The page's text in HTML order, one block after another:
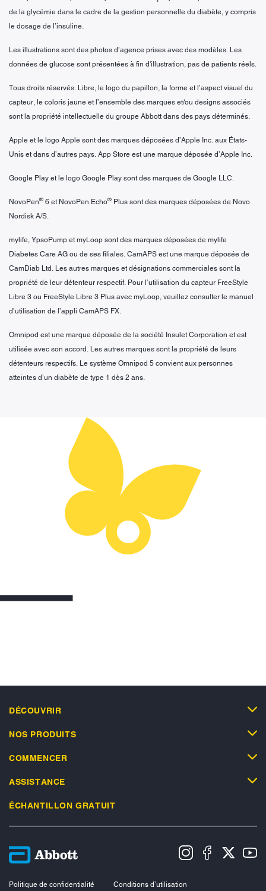
de la glycémie dans le cadre de la gestion personnelle du diabète, y compris
le dosage de l’insuline.
Les illustrations sont des photos d’agence prises avec des modèles. Les
données de glucose sont présentées à fin d'illustration, pas de patients réels.
Tous droits réservés. Libre, le logo du papillon, la forme et l’aspect visuel du
capteur, le coloris jaune et l’ensemble des marques et/ou designs associés
sont la propriété intellectuelle du groupe Abbott dans des pays déterminés.
Apple et le logo Apple sont des marques déposées d’Apple Inc. aux États-
Unis et dans d’autres pays. App Store est une marque déposée d’Apple Inc.
Google Play et le logo Google Play sont des marques de Google LLC.
NovoPen® 6 et NovoPen Echo® Plus sont des marques déposées de Novo
Nordisk A/S.
mylife, YpsoPump et myLoop sont des marques déposées de mylife
Diabetes Care AG ou de ses filiales. CamAPS est une marque déposée de
CamDiab Ltd. Les autres marques et désignations commerciales sont la
propriété de leur détenteur respectif. Pour l’utilisation du capteur FreeStyle
Libre 3 ou FreeStyle Libre 3 Plus avec myLoop, veuillez consulter le manuel
d’utilisation de l’appli CamAPS FX.
Omnipod est une marque déposée de la société Insulet Corporation et est
utilisée avec son accord. Les autres marques sont la propriété de leurs
détenteurs respectifs. Le système Omnipod 5 convient aux personnes
atteintes d’un diabète de type 1 dès 2 ans.
DÉCOUVRIR
NOS PRODUITS
COMMENCER
ASSISTANCE
ÉCHANTILLON GRATUIT
Politique de confidentialité
Conditions d’utilisation